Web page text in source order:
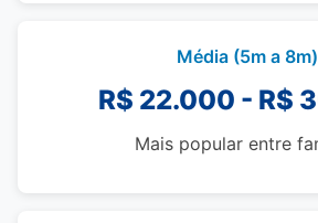
Média (5m a 8m)
R$ 22.000 - R$
Mais popular entre